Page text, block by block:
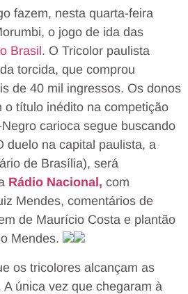
fazem, nesta quarta-feira
o jogo de ida das
Brasil . O Tricolor paulista
torcida, que comprou
de 40 mil ingressos. Os donos
o título inédito na competição
carioca segue buscando
duelo na capital paulista, a
de Brasília), será
Rádio Nacional, com
Mendes, comentários de
de Maurício Costa e plantão
Mendes.
os tricolores alcançam as
única vez que chegaram à